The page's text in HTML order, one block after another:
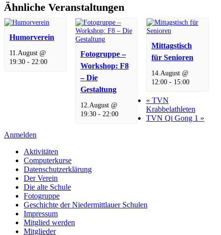
Ähnliche Veranstaltungen
Humorverein
11.August @
19:30- 22:00
Fotogruppe –
Workshop: F8
– Die
Gestaltung
12.August @
19:30- 22:00
Mittagstisch
für Senioren
14.August @
12:00- 15:00
« TVN
Krabbelathleten
TVN Qi Gong 1 »
Anmelden
Aktivitäten
Computerkurse
Datenschutzerklärung
Der Verein
Die alte Schule
Fotogruppe
Geschichte der Niedermittlauer Schulen
Impressum
Mitglied werden
Mitglieder